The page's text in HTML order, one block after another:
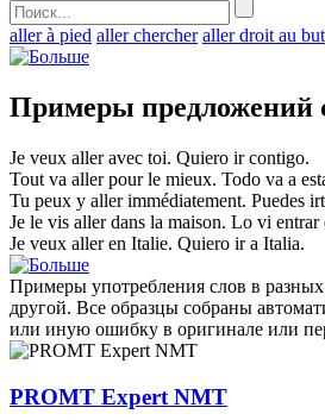
aller à pied aller chercher aller droit au but
Примеры предложений
Je veux alleravec toi. Quiero ircontigo.
Tout va allerpour le mieux. Todo va a
Tu peux y allerimmédiatement. Puedes
Je le vis allerdans la maison. Lo vi entrar
Je veux alleren Italie. Quiero ira Italia.
Примеры употребления слов в разных
другой. Все образцы собраны
или иную ошибку в оригинале или
PROMT Expert NMT